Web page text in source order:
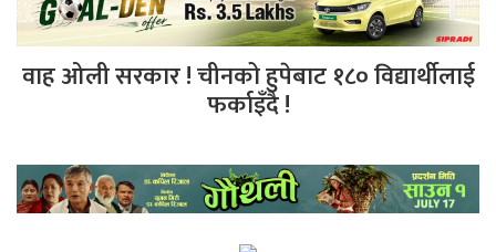
वाह ओली सरकार ! चीनको हुपेबाट १८० विद्यार्थीलाई
फर्काइँदै !